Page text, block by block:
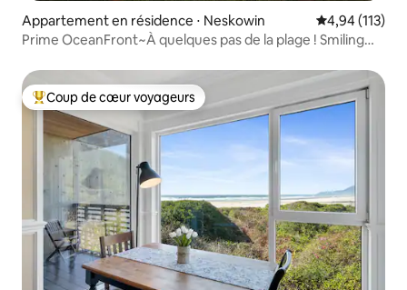
Appartement en résidence ⋅ Neskowin Évaluation
4,94 (113)
Prime OceanFront~À quelques pas de la plage ! Smiling
Coups de cœur voyageurs les plus appréciés
Coup de cœur voyageurs